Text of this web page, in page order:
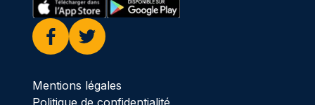
Facebook
Twitter
Mentions légales
Politique de confidentialité